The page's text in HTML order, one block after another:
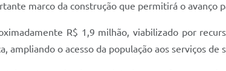
marco da construção que permitirá o avanço
R$ 1,9 milhão, viabilizado por
ampliando o acesso da população aos serviços de